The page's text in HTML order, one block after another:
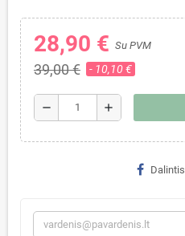
28,90 € Su PVM
39,00 € - 10,10 €
remove add
Dalintis